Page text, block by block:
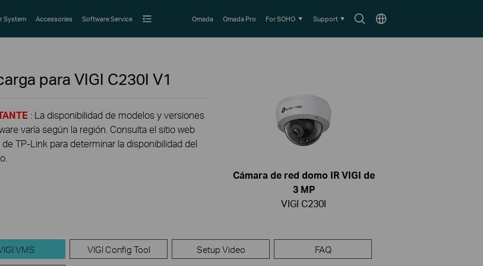
SearchChoose
System Accessories Software Service Omada Omada Pro For SOHO Support
para VIGI C230I V1
: La disponibilidad de modelos y versiones
varía según la región. Consulta el sitio web
de TP-Link para determinar la disponibilidad del
Cámara de red domo IR VIGI de
3 MP
VIGI C230I
VMS VIGI Config Tool Setup Video FAQ